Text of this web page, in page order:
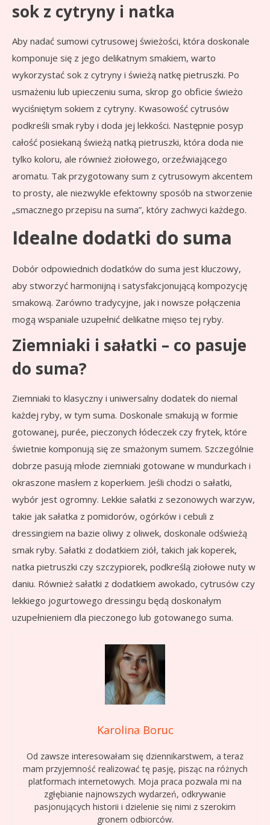
sok z cytryny i natka
Aby nadać sumowi cytrusowej świeżości, która doskonale
komponuje się z jego delikatnym smakiem, warto
wykorzystać sok z cytryny i świeżą natkę pietruszki. Po
usmażeniu lub upieczeniu suma, skrop go obficie świeżo
wyciśniętym sokiem z cytryny. Kwasowość cytrusów
podkreśli smak ryby i doda jej lekkości. Następnie posyp
całość posiekaną świeżą natką pietruszki, która doda nie
tylko koloru, ale również ziołowego, orzeźwiającego
aromatu. Tak przygotowany sum z cytrusowym akcentem
to prosty, ale niezwykle efektowny sposób na stworzenie
„smacznego przepisu na suma”, który zachwyci każdego.
Idealne dodatki do suma
Dobór odpowiednich dodatków do suma jest kluczowy,
aby stworzyć harmonijną i satysfakcjonującą kompozycję
smakową. Zarówno tradycyjne, jak i nowsze połączenia
mogą wspaniale uzupełnić delikatne mięso tej ryby.
Ziemniaki i sałatki – co pasuje
do suma?
Ziemniaki to klasyczny i uniwersalny dodatek do niemal
każdej ryby, w tym suma. Doskonale smakują w formie
gotowanej, purée, pieczonych łódeczek czy frytek, które
świetnie komponują się ze smażonym sumem. Szczególnie
dobrze pasują młode ziemniaki gotowane w mundurkach i
okraszone masłem z koperkiem. Jeśli chodzi o sałatki,
wybór jest ogromny. Lekkie sałatki z sezonowych warzyw,
takie jak sałatka z pomidorów, ogórków i cebuli z
dressingiem na bazie oliwy z oliwek, doskonale odświeżą
smak ryby. Sałatki z dodatkiem ziół, takich jak koperek,
natka pietruszki czy szczypiorek, podkreślą ziołowe nuty w
daniu. Również sałatki z dodatkiem awokado, cytrusów czy
lekkiego jogurtowego dressingu będą doskonałym
uzupełnieniem dla pieczonego lub gotowanego suma.
Karolina Boruc
Od zawsze interesowałam się dziennikarstwem, a teraz
mam przyjemność realizować tę pasję, pisząc na różnych
platformach internetowych. Moja praca pozwala mi na
zgłębianie najnowszych wydarzeń, odkrywanie
pasjonujących historii i dzielenie się nimi z szerokim
gronem odbiorców.